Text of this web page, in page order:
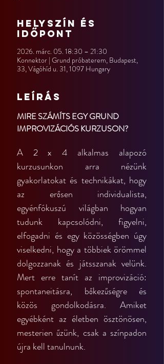
Helyszín és
időpont
2026. márc. 05. 18:30 – 21:30
Konnektor | Grund próbaterem, Budapest,
33, Vágóhíd u. 31, 1097 Hungary
Leírás
MIRE SZÁMÍTS EGY GRUND
IMPROVIZÁCIÓS KURZUSON?
A 2 x 4 alkalmas alapozó
kurzusunkon arra nézünk
gyakorlatokat és technikákat, hogy
az erősen individualista,
egyénfókuszú világban hogyan
tudunk kapcsolódni, figyelni,
elfogadni és egy közösségben úgy
viselkedni, hogy a többiek örömmel
dolgozzanak és játsszanak velünk.
Mert erre tanít az improvizáció:
spontaneitásra, bőkezűségre és
közös gondolkodásra. Amiket
egyébként az életben ösztönösen,
mesterien űzünk, csak a színpadon
újra kell tanulnunk.